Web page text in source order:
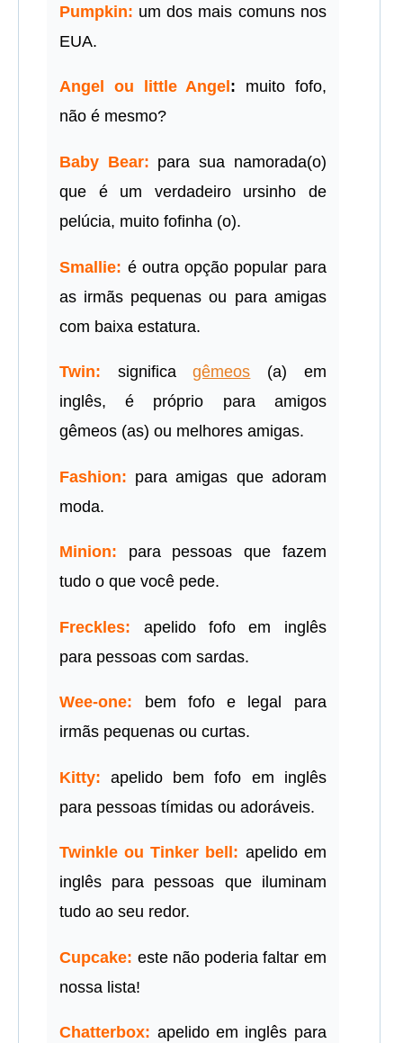
Pumpkin: um dos mais comuns nos
EUA.
Angel ou little Angel : muito fofo,
não é mesmo?
Baby Bear: para sua namorada(o)
que é um verdadeiro ursinho de
pelúcia, muito fofinha (o).
Smallie: é outra opção popular para
as irmãs pequenas ou para amigas
com baixa estatura.
Twin: significagêmeos (a) em
inglês, é próprio para amigos
gêmeos (as) ou melhores amigas.
Fashion: para amigas que adoram
moda.
Minion:
para pessoas que fazem
tudo o que você pede.
Freckles:
apelido fofo em inglês
para pessoas com sardas.
Wee-one:
bem fofo e legal para
irmãs pequenas ou curtas.
Kitty:
apelido bem fofo em inglês
para pessoas tímidas ou adoráveis.
Twinkle ou Tinker bell: apelido em
inglês para pessoas que iluminam
tudo ao seu redor.
Cupcake: este não poderia faltar em
nossa lista!
Chatterbox: apelido em inglês para